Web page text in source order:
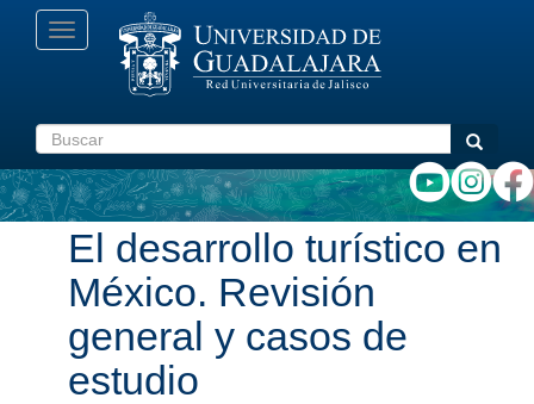
Pasar
Toggle
navigation
Buscar Buscar
El desarrollo turístico en
México. Revisión
general y casos de
estudio